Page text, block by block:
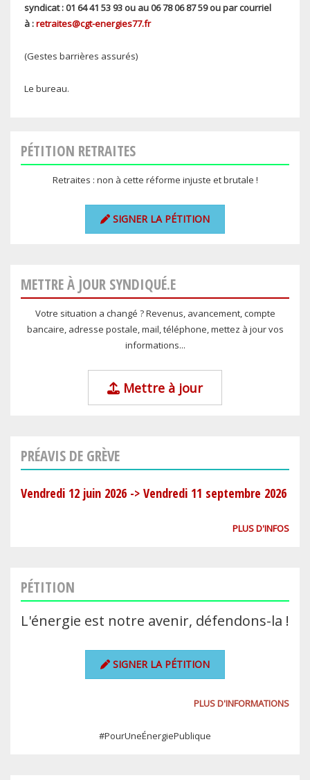
syndicat : 01 64 41 53 93 ou au 06 78 06 87 59 ou par courriel
à :retraites@cgt-energies77.fr
(Gestes barrières assurés)
Le bureau.
PÉTITION RETRAITES
Retraites : non à cette réforme injuste et brutale !
SIGNER LA PÉTITION
METTRE À JOUR SYNDIQUÉ.E
Votre situation a changé ? Revenus, avancement, compte
bancaire, adresse postale, mail, téléphone, mettez à jour vos
informations...
Mettre à jour
PRÉAVIS DE GRÈVE
Vendredi 12 juin 2026 -> Vendredi 11 septembre 2026
PLUS D'INFOS
PÉTITION
L'énergie est notre avenir, défendons-la !
SIGNER LA PÉTITION
PLUS D'INFORMATIONS
#PourUneÉnergiePublique